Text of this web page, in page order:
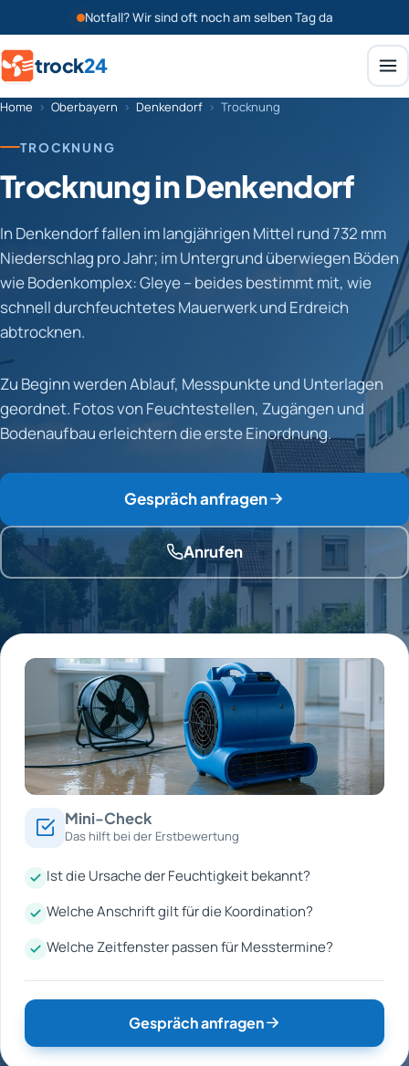
Notfall? Wir sind oft noch am selben Tag da
trock24
Home › Oberbayern › Denkendorf › Trocknung
TROCKNUNG
Trocknung in Denkendorf
In Denkendorf fallen im langjährigen Mittel rund 732 mm
Niederschlag pro Jahr; im Untergrund überwiegen Böden
wie Bodenkomplex: Gleye – beides bestimmt mit, wie
schnell durchfeuchtetes Mauerwerk und Erdreich
abtrocknen.
Zu Beginn werden Ablauf, Messpunkte und Unterlagen
geordnet. Fotos von Feuchtestellen, Zugängen und
Bodenaufbau erleichtern die erste Einordnung.
Gespräch anfragen
Anrufen
Mini-Check
Das hilft bei der Erstbewertung
Ist die Ursache der Feuchtigkeit bekannt?
Welche Anschrift gilt für die Koordination?
Welche Zeitfenster passen für Messtermine?
Gespräch anfragen